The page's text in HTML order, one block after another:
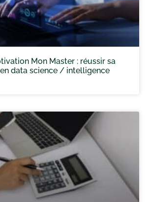
Mon Master : réussir sa
data science / intelligence